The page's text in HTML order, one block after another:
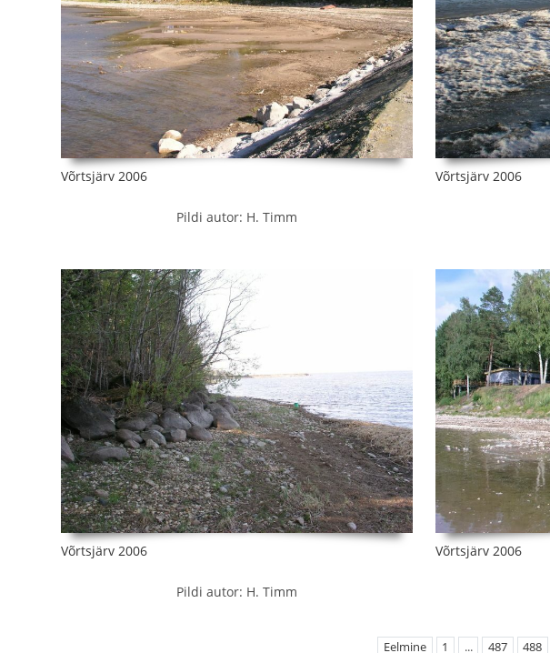
Võrtsjärv 2006
Pildi autor: H. Timm
Võrtsjärv 2006
Võrtsjärv 2006
Pildi autor: H. Timm
Võrtsjärv 2006
Eelmine 1 ... 487 488